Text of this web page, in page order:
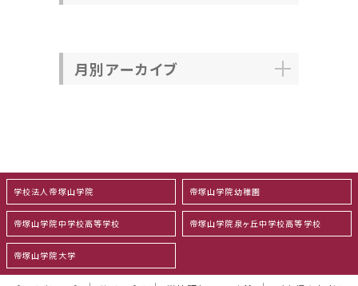
月別アーカイブ
学校法人帝塚山学院 帝塚山学院幼稚園
帝塚山学院中学校高等学校 帝塚山学院泉ヶ丘中学校高等学校
帝塚山学院大学